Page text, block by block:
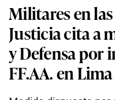
Militares en
Justicia cita a
y Defensa por
FF.AA. en